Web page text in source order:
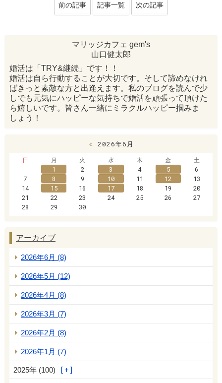
前の記事 記事一覧 次の記事
マリッジカフェ gem's
山口健太郎
婚活は「TRY&継続」です！！
婚活は自ら行動することが大切です。そして諦めなけれ
ばきっと素敵な方と出逢えます。私のブログを読んで少
しでも元気にハッピーな気持ちで婚活を頑張って頂けた
ら嬉しいです。皆さん一緒にミラクルハッピー掴みま
しょう！
« 2026年6月
日
月 火 水 木 金
土
1
2 3 4 5
6
7
8 9 10 11 12
13
14
15 16 17 18 19
20
21
22 23 24 25 26
27
28
29 30
アーカイブ
2026年6月 (8)
2026年5月 (12)
2026年4月 (8)
2026年3月 (7)
2026年2月 (8)
2026年1月 (7)
2025年 (100)